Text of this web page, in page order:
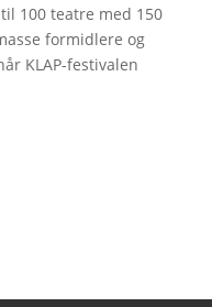
100 teatre med 150
formidlere og
KLAP-festivalen